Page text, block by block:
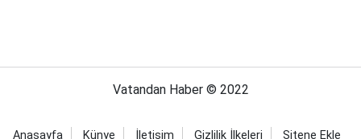
Vatandan Haber © 2022
Anasayfa Künye İletişim Gizlilik İlkeleri Sitene Ekle